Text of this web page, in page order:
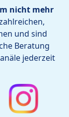
nicht mehr
und sind
Beratung
jederzeit